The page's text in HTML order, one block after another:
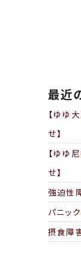
最近
【ゆゆ
せ】
【ゆゆ
せ】
強迫性
パニッ
摂食障